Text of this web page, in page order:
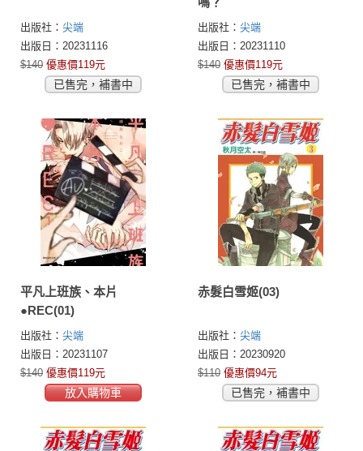
出版社： 尖端
出版日：20231116
$140 優惠價119元
已售完，補書中
出版社： 尖端
出版日：20231110
$140 優惠價119元
已售完，補書中
平凡上班族、本片
●REC(01)
出版社： 尖端
出版日：20231107
$140 優惠價119元
放入購物車
赤髮白雪姬(03)
出版社： 尖端
出版日：20230920
$110 優惠價94元
已售完，補書中